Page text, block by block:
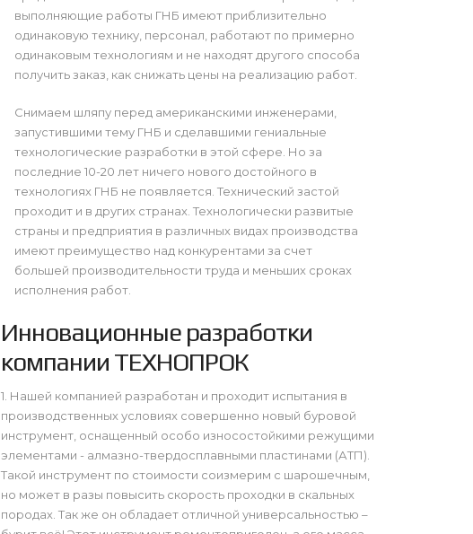
выполняющие работы ГНБ имеют приблизительно
одинаковую технику, персонал, работают по примерно
одинаковым технологиям и не находят другого способа
получить заказ, как снижать цены на реализацию работ.
Снимаем шляпу перед американскими инженерами,
запустившими тему ГНБ и сделавшими гениальные
технологические разработки в этой сфере. Но за
последние 10-20 лет ничего нового достойного в
технологиях ГНБ не появляется. Технический застой
проходит и в других странах. Технологически развитые
страны и предприятия в различных видах производства
имеют преимущество над конкурентами за счет
большей производительности труда и меньших сроках
исполнения работ.
Инновационные разработки
компании ТЕХНОПРОК
1. Нашей компанией разработан и проходит испытания в
производственных условиях совершенно новый буровой
инструмент, оснащенный особо износостойкими режущими
элементами - алмазно-твердосплавными пластинами (АТП).
Такой инструмент по стоимости соизмерим с шарошечным,
но может в разы повысить скорость проходки в скальных
породах. Так же он обладает отличной универсальностью –